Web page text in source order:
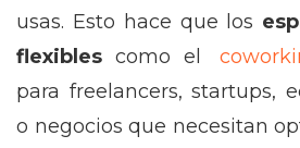
usas. Esto hace que los
flexibles como el
para freelancers, startups,
o negocios que necesitan